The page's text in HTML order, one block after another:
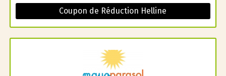
Coupon de Réduction Helline